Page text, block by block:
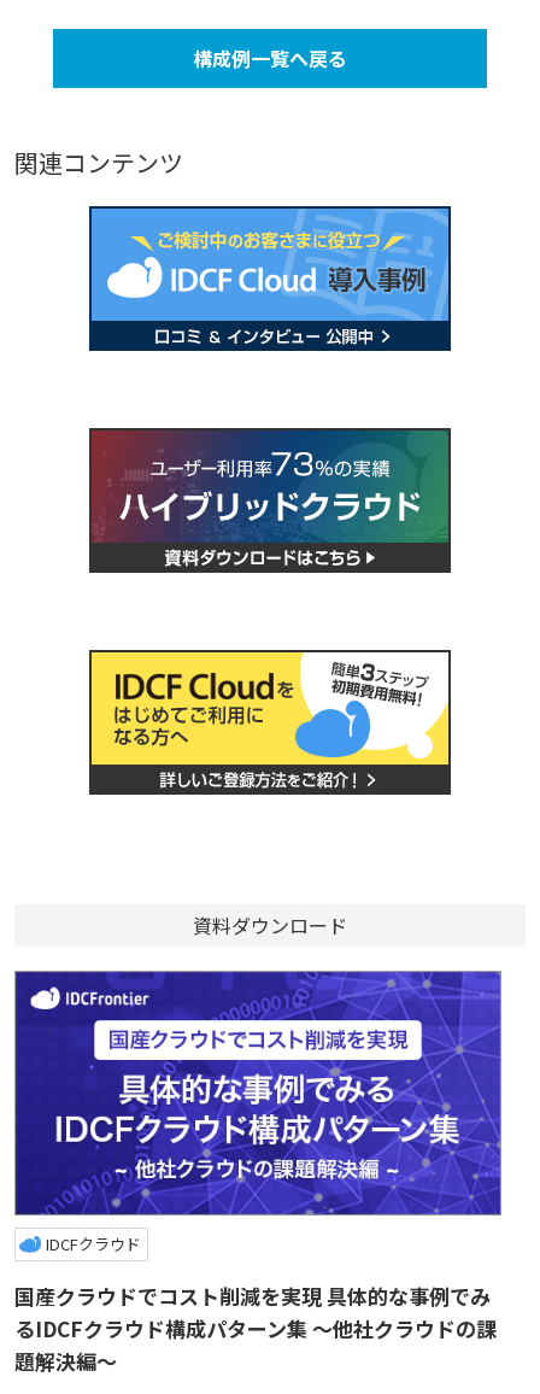
構成例一覧へ戻る
関連コンテンツ
資料ダウンロード
IDCFクラウド
国産クラウドでコスト削減を実現 具体的な事例でみ
るIDCFクラウド構成パターン集 ～他社クラウドの課
題解決編～